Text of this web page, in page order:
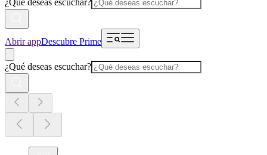
¿Qué deseas escuchar?
Abrir appDescubre Prime
¿Qué deseas escuchar?